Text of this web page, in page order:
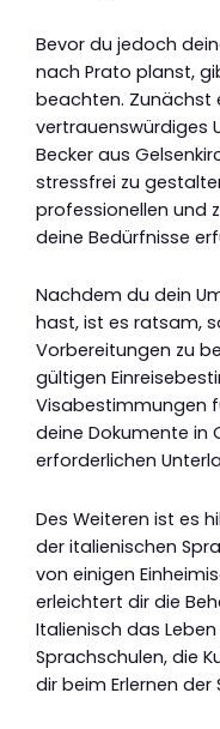
Bevor du jedoch
nach Prato planst,
beachten. Zunächst
vertrauenswürdiges
Becker aus
stressfrei zu
professionellen und
deine Bedürfnisse
Nachdem du dein
hast, ist es ratsam,
Vorbereitungen zu
gültigen
Visabestimmungen
deine Dokumente in
erforderlichen
Des Weiteren ist es
der italienischen
von einigen
erleichtert dir die
Italienisch das
Sprachschulen, die
dir beim Erlernen der